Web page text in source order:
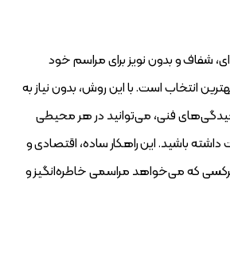
شفاف و بدون نویز برای مراسم خود
انتخاب است. با این روش، بدون نیاز به
فنی، می‌توانید در هر محیطی
باشید. این راهکار ساده، اقتصادی و
هرکسی که می‌خواهد مراسمی خاطره‌انگیز و